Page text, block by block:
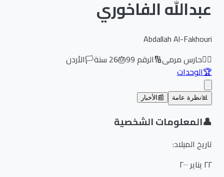
عبدالله الفاخوري
Abdallah Al-Fakhouri
حارس مرمى🔢 الرقم99
🎂
26سنة🏳️الأردن
الوحدات
نظرة عامة 📰 الأخبار
المعلومات الشخصية
تاريخ الميلاد: